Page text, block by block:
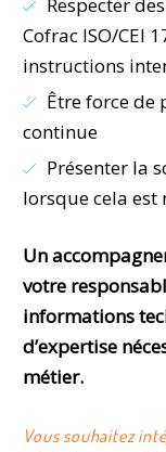
Cofrac ISO/CEI
instructions
Être force
continue
Présenter la
lorsque cela est
Un
votre
informations
d’expertise
métier.
Vous souhaitez